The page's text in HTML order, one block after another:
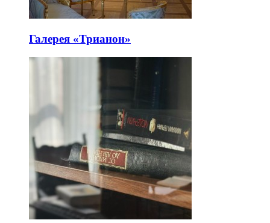
Галерея «Трианон»